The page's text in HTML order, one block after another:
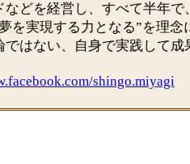
などを経営し、すべて半年
を実現する力となる”を理
ではない、自身で実践して
shingo.miyagi